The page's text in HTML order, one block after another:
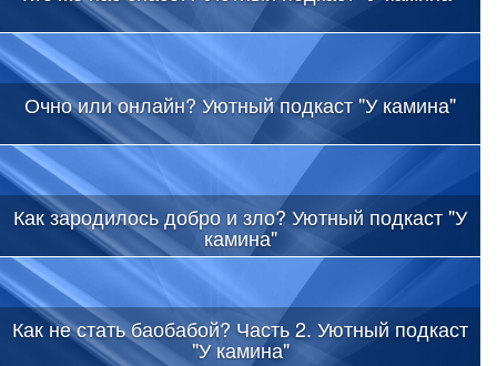
Очно или онлайн? Уютный подкаст "У камина"
Как зародилось добро и зло? Уютный подкаст "У
камина"
Как не стать баобабой? Часть 2. Уютный подкаст
"У камина"